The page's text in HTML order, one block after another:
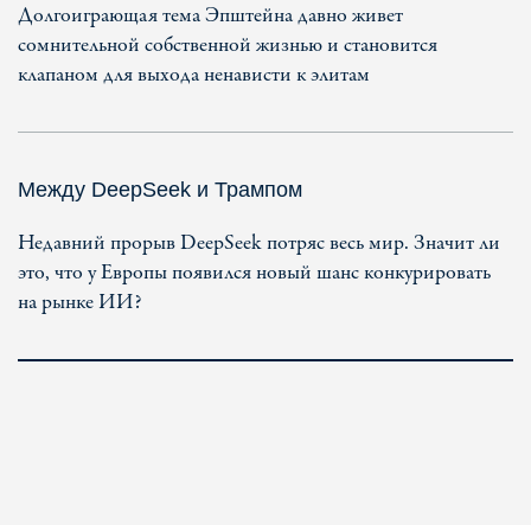
Долгоиграющая тема Эпштейна давно живет
сомнительной собственной жизнью и становится
клапаном для выхода ненависти к элитам
Между DeepSeek и Трампом
Недавний прорыв DeepSeek потряс весь мир. Значит ли
это, что у Европы появился новый шанс конкурировать
на рынке ИИ?